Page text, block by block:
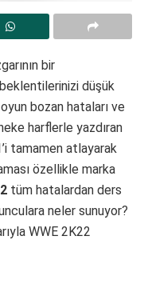
bir
beklentilerinizi düşük
bozan hataları ve
harflerle yazdıran
tamamen atlayarak
özellikle marka
tüm hatalardan ders
neler sunuyor?
WWE 2K22